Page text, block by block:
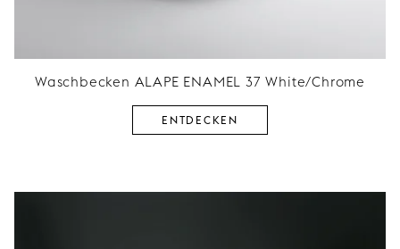
Waschbecken ALAPE ENAMEL 37 White/Chrome
ENTDECKEN